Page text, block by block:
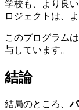
学校も、より良
ロジェクトは、
このプログラム
与しています。
結論
結局のところ、